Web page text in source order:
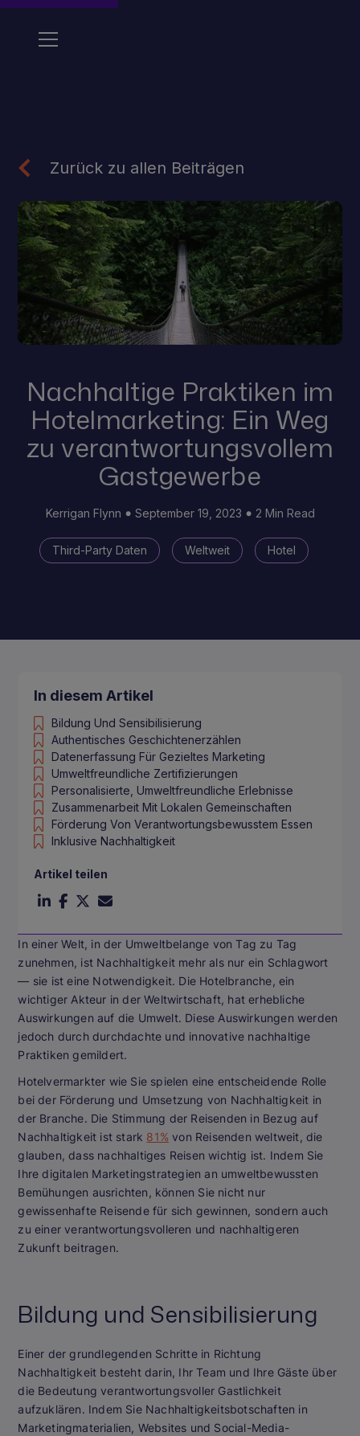
Zurück zu allen Beiträgen
Nachhaltige Praktiken im
Hotelmarketing: Ein Weg
zu verantwortungsvollem
Gastgewerbe
Kerrigan Flynn September 19, 2023 2 Min Read
Third-Party Daten Weltweit Hotel
In einer Welt, in der Umweltbelange von Tag zu Tag
zunehmen, ist Nachhaltigkeit mehr als nur ein Schlagwort
— sie ist eine Notwendigkeit. Die Hotelbranche, ein
wichtiger Akteur in der Weltwirtschaft, hat erhebliche
Auswirkungen auf die Umwelt. Diese Auswirkungen werden
jedoch durch durchdachte und innovative nachhaltige
Praktiken gemildert.
Hotelvermarkter wie Sie spielen eine entscheidende Rolle
bei der Förderung und Umsetzung von Nachhaltigkeit in
der Branche. Die Stimmung der Reisenden in Bezug auf
Nachhaltigkeit ist stark 81% von Reisenden weltweit, die
glauben, dass nachhaltiges Reisen wichtig ist. Indem Sie
Ihre digitalen Marketingstrategien an umweltbewussten
Bemühungen ausrichten, können Sie nicht nur
gewissenhafte Reisende für sich gewinnen, sondern auch
zu einer verantwortungsvolleren und nachhaltigeren
Zukunft beitragen.
Bildung und Sensibilisierung
Einer der grundlegenden Schritte in Richtung
Nachhaltigkeit besteht darin, Ihr Team und Ihre Gäste über
die Bedeutung verantwortungsvoller Gastlichkeit
aufzuklären. Indem Sie Nachhaltigkeitsbotschaften in
Marketingmaterialien, Websites und Social-Media-
In diesem Artikel
Bildung Und Sensibilisierung
Authentisches Geschichtenerzählen
Datenerfassung Für Gezieltes Marketing
Umweltfreundliche Zertifizierungen
Personalisierte, Umweltfreundliche Erlebnisse
Zusammenarbeit Mit Lokalen Gemeinschaften
Förderung Von Verantwortungsbewusstem Essen
Inklusive Nachhaltigkeit
Artikel teilen